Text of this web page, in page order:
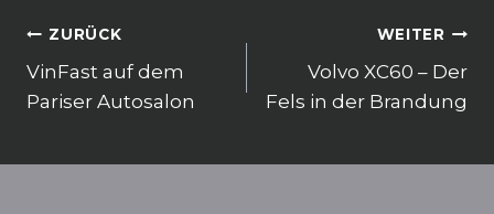
Beitragsnavigation
ZURÜCK
VinFast auf dem
Pariser Autosalon
WEITER
Volvo XC60 – Der
Fels in der Brandung